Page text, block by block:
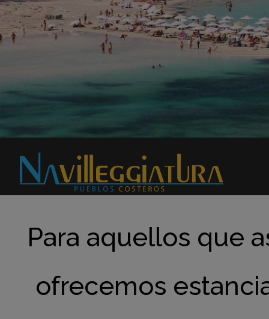
Para aquellos que
ofrecemos